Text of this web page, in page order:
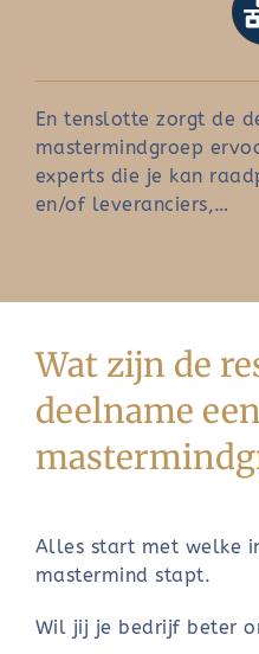
En tenslotte zorgt de
mastermindgroep
experts die je kan
en/of leveranciers,…
Wat zijn de
deelname een
Alles start met welke
mastermind stapt.
Wil jij je bedrijf beter